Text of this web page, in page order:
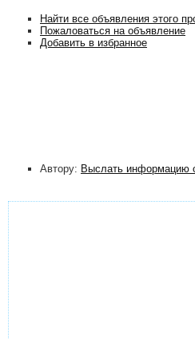
Найти все объявления этого
Пожаловаться на объявление
Добавить в избранное
Автору: Выслать информацию